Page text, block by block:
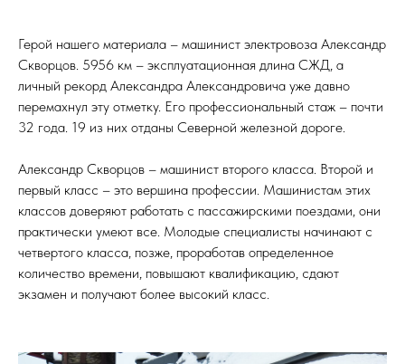
Герой нашего материала – машинист электровоза Александр
Скворцов. 5956 км – эксплуатационная длина СЖД, а
личный рекорд Александра Александровича уже давно
перемахнул эту отметку. Его профессиональный стаж – почти
32 года. 19 из них отданы Северной железной дороге.
Александр Скворцов – машинист второго класса. Второй и
первый класс – это вершина профессии. Машинистам этих
классов доверяют работать с пассажирскими поездами, они
практически умеют все. Молодые специалисты начинают с
четвертого класса, позже, проработав определенное
количество времени, повышают квалификацию, сдают
экзамен и получают более высокий класс.